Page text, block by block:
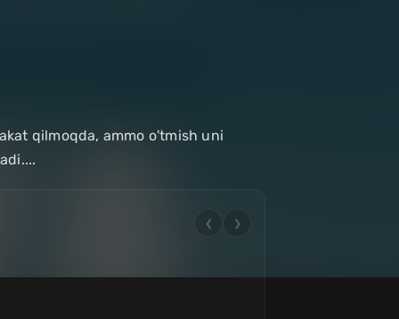
qilmoqda, ammo o'tmish uni
❮ ❯